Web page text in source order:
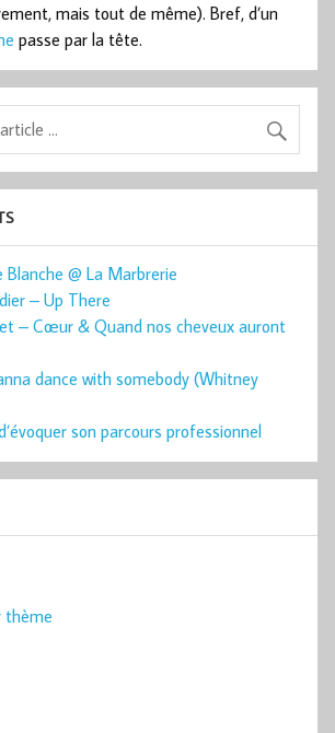
mais tout de même). Bref, d’un
passe par la tête.
@ La Marbrerie
– Up There
– Cœur & Quand nos cheveux auront
dance with somebody (Whitney
son parcours professionnel
thème